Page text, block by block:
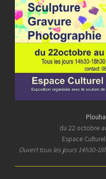
du 22 octobre
Espace
Ouvert tous les jours 14h30-